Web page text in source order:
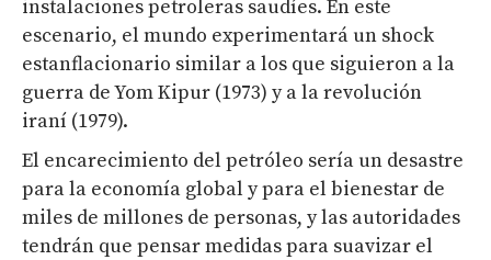
instalaciones petroleras saudíes. En este
escenario, el mundo experimentará un shock
estanflacionario similar a los que siguieron a la
guerra de Yom Kipur (1973) y a la revolución
iraní (1979).
El encarecimiento del petróleo sería un desastre
para la economía global y para el bienestar de
miles de millones de personas, y las autoridades
tendrán que pensar medidas para suavizar el